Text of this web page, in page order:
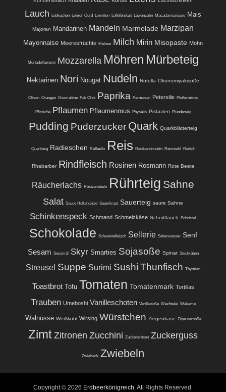
Lauch Lebkuchen Lemon Curd Limetten Löffelbiskuit Löwenzahn Macadamianüsse Mais
Majoran Mandarinen Mandeln Marmelade Marzipan
Mayonnaise Meeresfrüchte Melone Milch Mirin Misopaste Mohn
Mortadellawurst Mozzarella Möhren Mürbeteig
Nektarinen Nori Nougat Nudeln Nutella Okonomiyakisoße
Oliven Orangen Ovomaltine Pak Choi Paprika Parmesan Petersilie Pfefferminze
Pfirsiche Pflaumen Pflaumenmus Physalis Pistazien Plunderteig
Pudding Puderzucker Quark Quarkblätterteig
Quarkteig Radieschen Raffaello Reis Reisbandnudeln Reismehl Rettich
Rhabarber Rindfleisch Rosinen Rosmarin Rote Beete
Räucherlachs Röstzwiebeln Rührteig Sahne
Salat Sauce Hollandaise Sauerkraut Sauerteig saure Sahne
Schinkenspeck Schmand Schmelzkäse Schnittlauch Schnitzel
Schokolade Schweinefleisch Sellerie Selterwasser Senf
Sesam Sesamöl Skyr Smarties Sojasoße Spinat Steckrüben
Streusel Suppe Surimi Sushi Thunfisch Thymian
Toastbrot Tofu Tomaten Tomatenmark Tortillas
Trauben Umeboshi Vanilleschoten Vanillesoße Wachtelei Wakame
Walnüsse Weißkohl Wirsing Würstchen Ziegenkäse Zigeunersoße
Zimt Zitronen Zucchini Zuckererbsen Zuckerguss
Zwieback Zwiebeln
Copyright © 2026 Erdbeerkönigreich. All Rights Reserved.